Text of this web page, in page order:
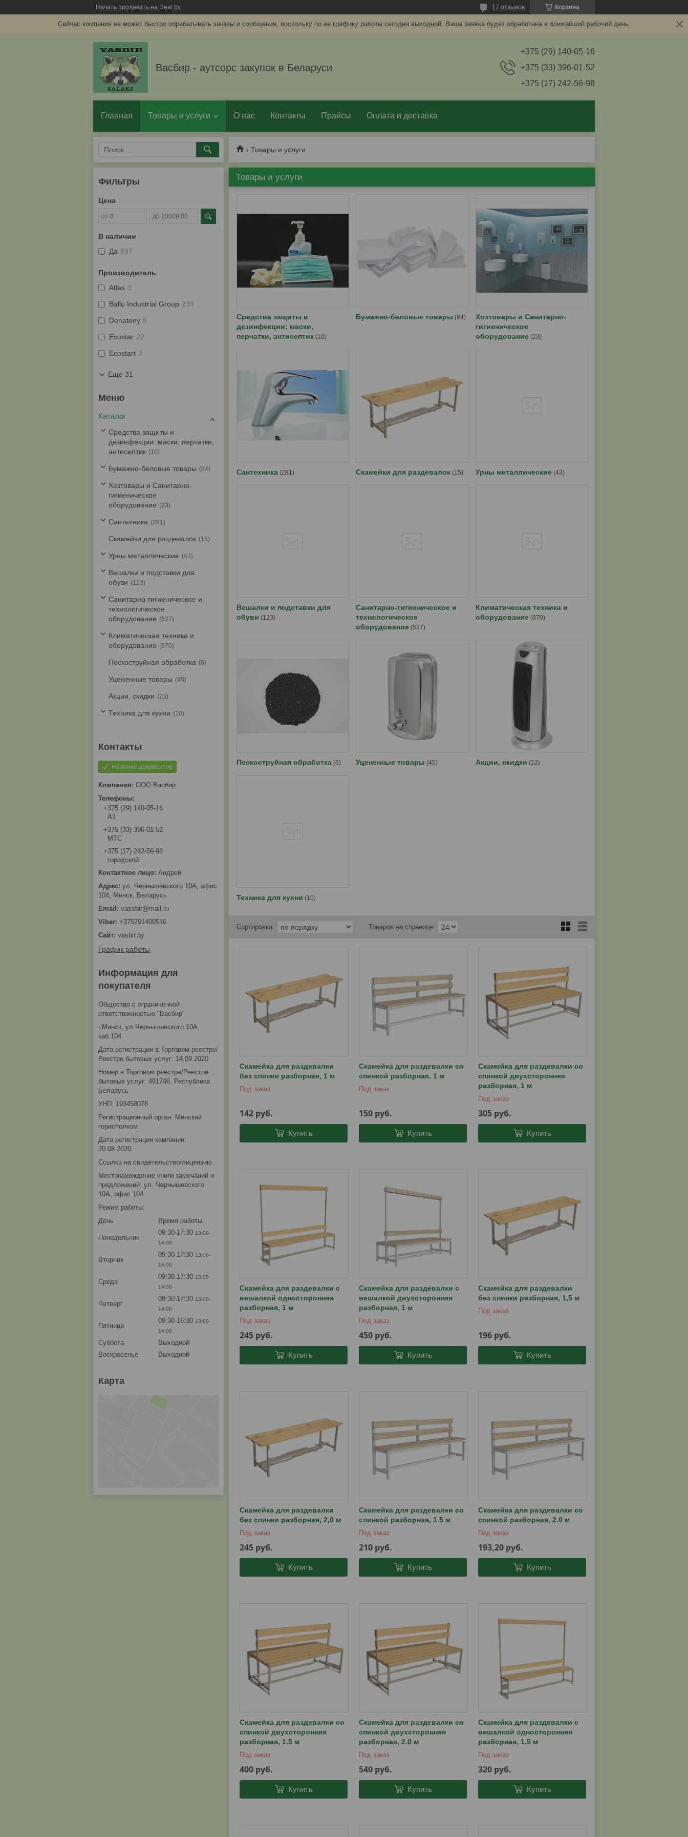
Начать продавать на Deal.by Корзина
17 отзывов
Сейчас компания не может быстро обрабатывать заказы и сообщения, поскольку по ее графику работы сегодня выходной. Ваша заявка будет обработана в ближайший рабочий день.
Васбир - аутсорс закупок в Беларуси
+375 (29) 140-05-16
+375 (33) 396-01-52
+375 (17) 242-56-98
Главная Товары и услуги О нас Контакты Прайсы Оплата и доставка
Товары и услуги
Товары и услуги
Средства защиты и
дезинфекции: маски,
перчатки, антисептик 10
Бумажно-беловые товары 84
Хозтовары и Санитарно-
гигиеническое
оборудование 23
Cантехника 281 Скамейки для раздевалок 15 Урны металлические 43
Вешалки и подставки для
обуви
123
Санитарно-гигиеническое и
технологическое
оборудование 527
Климатическая техника и
оборудование 870
Пескоструйная обработка 6 Уцененные товары 45 Акции, скидки 23
Техника для кухни 10
Скамейка для раздевалки
без спинки разборная, 1 м
Под заказ
142 руб.
Купить
Скамейка для раздевалки со
спинкой разборная, 1 м
Под заказ
150 руб.
Купить
Скамейка для раздевалки со
спинкой двухсторонняя
разборная, 1 м
Под заказ
305 руб.
Купить
Скамейка для раздевалки c
вешалкой односторонняя
разборная, 1 м
Под заказ
245 руб.
Купить
Скамейка для раздевалки с
вешалкой двухсторонняя
разборная, 1 м
Под заказ
450 руб.
Купить
Скамейка для раздевалки
без спинки разборная, 1,5 м
Под заказ
196 руб.
Купить
Скамейка для раздевалки
без спинки разборная, 2,0 м
Под заказ
245 руб.
Купить
Скамейка для раздевалки со
спинкой разборная, 1.5 м
Под заказ
210 руб.
Купить
Скамейка для раздевалки со
спинкой разборная, 2.0 м
Под заказ
193,20 руб.
Купить
Скамейка для раздевалки со
спинкой двухсторонняя
разборная, 1.5 м
Под заказ
400 руб.
Купить
Скамейка для раздевалки со
спинкой двухсторонняя
разборная, 2.0 м
Под заказ
540 руб.
Купить
Скамейка для раздевалки c
вешалкой односторонняя
разборная, 1.5 м
Под заказ
320 руб.
Купить
Фильтры
Цена
В наличии
Да 897
Производитель
Atlas 3
Ballu Industrial Group 239
Donatony 8
Ecostar 22
Ecostart 3
Еще 31
Каталог
Средства защиты и
дезинфекции: маски, перчатки,
антисептик
10
Бумажно-беловые товары 84
Хозтовары и Санитарно-
гигиеническое
оборудование
23
Cантехника 281
Скамейки для раздевалок 15
Урны металлические 43
Вешалки и подставки для
обуви
123
Санитарно-гигиеническое и
технологическое
оборудование
527
Климатическая техника и
оборудование
870
Пескоструйная обработка 6
Уцененные товары 45
Акции, скидки 23
Техника для кухни 10
Наличие документов
ООО Васбир
+375 (29) 140-05-16
A1
+375 (33) 396-01-52
МТС
+375 (17) 242-56-98
городской
Андрей
ул. Чернышевского 10А, офис
104, Минск, Беларусь
vassbir@mail.ru
+375291400516
vasbir.by
График работы
Информация для
покупателя
Общество с ограниченной
ответственностью "Васбир"
г.Минск, ул.Чернышевского 10А,
каб.104
Дата регистрации в Торговом реестре/
Реестре бытовых услуг: 14.09.2020
Номер в Торговом реестре/Реестре
бытовых услуг: 491746, Республика
Беларусь
УНП: 193458078
Регистрационный орган: Минский
горисполком
Дата регистрации компании:
20.08.2020
Ссылка на свидетельство/лицензию
Местонахождение книги замечаний и
предложений: ул. Чернышевского
10А, офис 104
Режим работы:
День
Время работы
Понедельник
09:30-17:30 13:00-
14:00
Вторник
09:30-17:30 13:00-
14:00
Среда
09:30-17:30 13:00-
14:00
Четверг
09:30-17:30 13:00-
14:00
Пятница
09:30-16:30 13:00-
14:00
Суббота
Выходной
Воскресенье
Выходной
Карта